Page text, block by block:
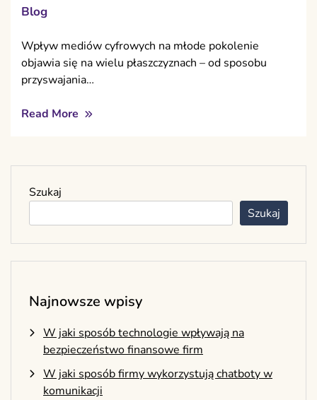
Blog
Wpływ mediów cyfrowych na młode pokolenie
objawia się na wielu płaszczyznach – od sposobu
przyswajania…
Read More
Szukaj
Szukaj
Najnowsze wpisy
W jaki sposób technologie wpływają na
bezpieczeństwo finansowe firm
W jaki sposób firmy wykorzystują chatboty w
komunikacji